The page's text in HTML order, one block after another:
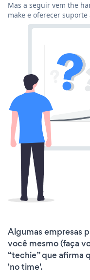
Mas a seguir vem the
make e oferecer suporte
Algumas empresas
você mesmo (faça
“techie” que afirma
'no time'.